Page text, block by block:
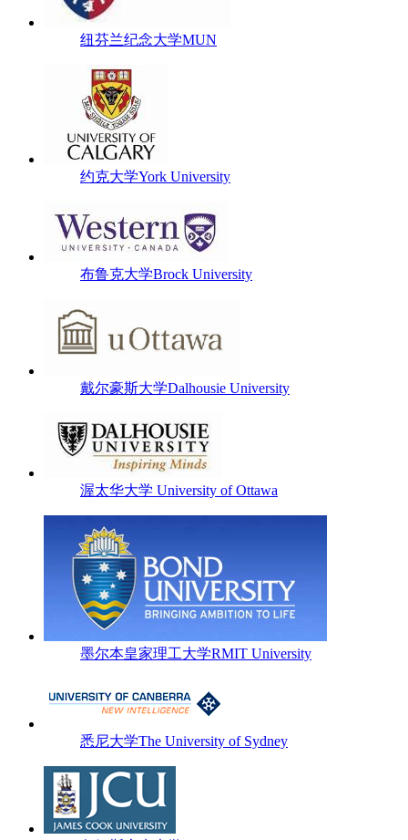
纽芬兰纪念大学MUN
约克大学York University
布鲁克大学Brock University
戴尔豪斯大学Dalhousie University
渥太华大学 University of Ottawa
墨尔本皇家理工大学RMIT University
悉尼大学The University of Sydney